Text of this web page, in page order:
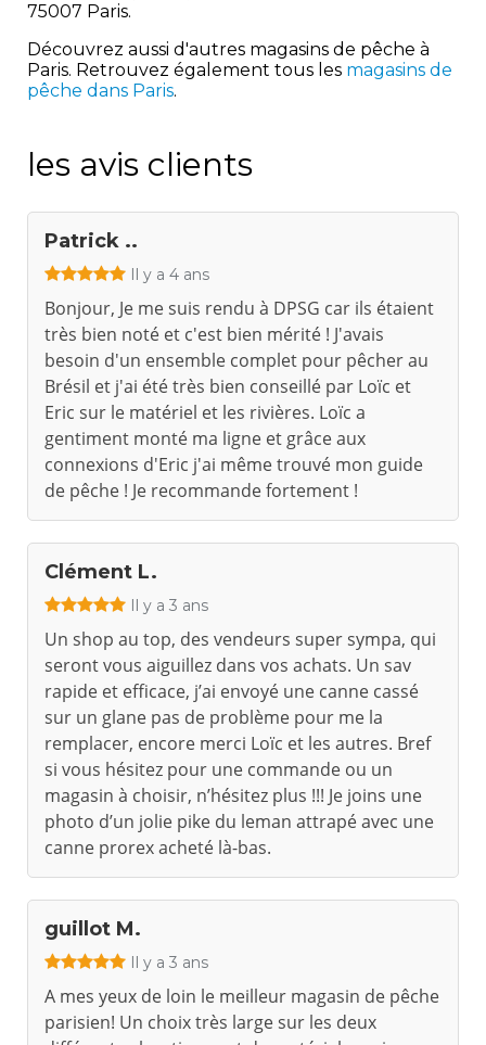
75007 Paris.
Découvrez aussi d'autres magasins de pêche à
Paris. Retrouvez également tous les magasins de
pêche dans Paris.
les avis clients
Patrick ..
Il y a 4 ans
Bonjour, Je me suis rendu à DPSG car ils étaient
très bien noté et c'est bien mérité ! J'avais
besoin d'un ensemble complet pour pêcher au
Brésil et j'ai été très bien conseillé par Loïc et
Eric sur le matériel et les rivières. Loïc a
gentiment monté ma ligne et grâce aux
connexions d'Eric j'ai même trouvé mon guide
de pêche ! Je recommande fortement !
Clément L.
Il y a 3 ans
Un shop au top, des vendeurs super sympa, qui
seront vous aiguillez dans vos achats. Un sav
rapide et efficace, j’ai envoyé une canne cassé
sur un glane pas de problème pour me la
remplacer, encore merci Loïc et les autres. Bref
si vous hésitez pour une commande ou un
magasin à choisir, n’hésitez plus !!! Je joins une
photo d’un jolie pike du leman attrapé avec une
canne prorex acheté là-bas.
guillot M.
Il y a 3 ans
A mes yeux de loin le meilleur magasin de pêche
parisien! Un choix très large sur les deux